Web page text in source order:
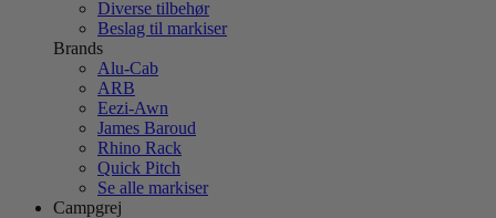
Diverse tilbehør
Beslag til markiser
Brands
Alu-Cab
ARB
Eezi-Awn
James Baroud
Rhino Rack
Quick Pitch
Se alle markiser
Campgrej